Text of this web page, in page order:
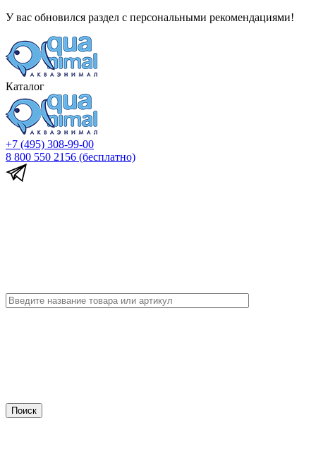
У вас обновился раздел с персональными рекомендациями!
Каталог
+7 (495) 308-99-00
8 800 550 2156 (бесплатно)